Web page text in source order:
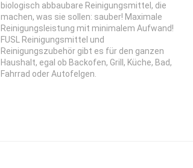
biologisch abbaubare Reinigungsmittel, die
machen, was sie sollen: sauber! Maximale
Reinigungsleistung mit minimalem Aufwand!
FUSL Reinigungsmittel und
Reinigungszubehör gibt es für den ganzen
Haushalt, egal ob Backofen, Grill, Küche, Bad,
Fahrrad oder Autofelgen.